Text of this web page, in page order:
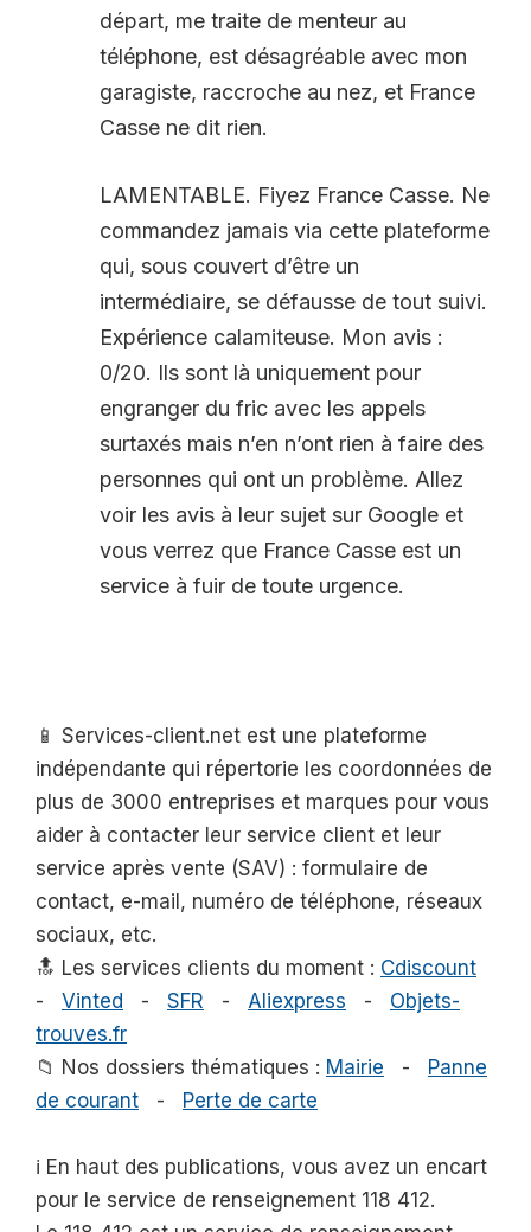
départ, me traite de menteur au
téléphone, est désagréable avec mon
garagiste, raccroche au nez, et France
Casse ne dit rien.
LAMENTABLE. Fiyez France Casse. Ne
commandez jamais via cette plateforme
qui, sous couvert d’être un
intermédiaire, se défausse de tout suivi.
Expérience calamiteuse. Mon avis :
0/20. Ils sont là uniquement pour
engranger du fric avec les appels
surtaxés mais n’en n’ont rien à faire des
personnes qui ont un problème. Allez
voir les avis à leur sujet sur Google et
vous verrez que France Casse est un
service à fuir de toute urgence.
📱 Services-client.net est une plateforme
indépendante qui répertorie les coordonnées de
plus de 3000 entreprises et marques pour vous
aider à contacter leur service client et leur
service après vente (SAV) : formulaire de
contact, e-mail, numéro de téléphone, réseaux
sociaux, etc.
🔝 Les services clients du moment : Cdiscount
- Vinted - SFR - Aliexpress - Objets-
trouves.fr
📁 Nos dossiers thématiques : Mairie - Panne
de courant - Perte de carte
ℹ️ En haut des publications, vous avez un encart
pour le service de renseignement 118 412.